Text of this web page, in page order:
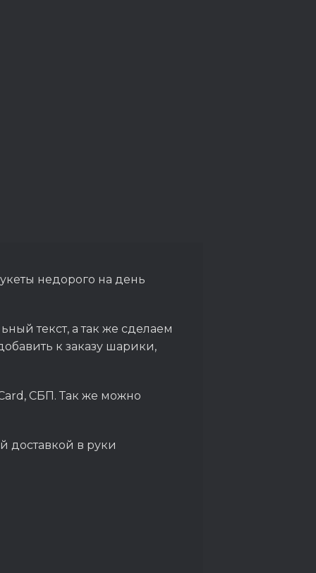
недорого на день
текст, а так же сделаем
к заказу шарики,
СБП. Так же можно
доставкой в руки